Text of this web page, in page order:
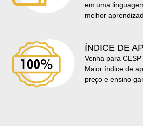
em uma
melhor
ÍNDICE DE
Venha para
Maior índice de
preço e ensino